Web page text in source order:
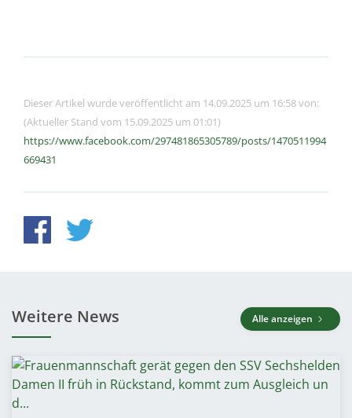
Dieser Artikel wurde veröffentlicht am 14.09.2025 um 16:58 von:
(Aktueller Stand vom 15.09.2025 um 01:01)
https://www.facebook.com/297481865305789/posts/1470511994
669431
Weitere News Alle anzeigen